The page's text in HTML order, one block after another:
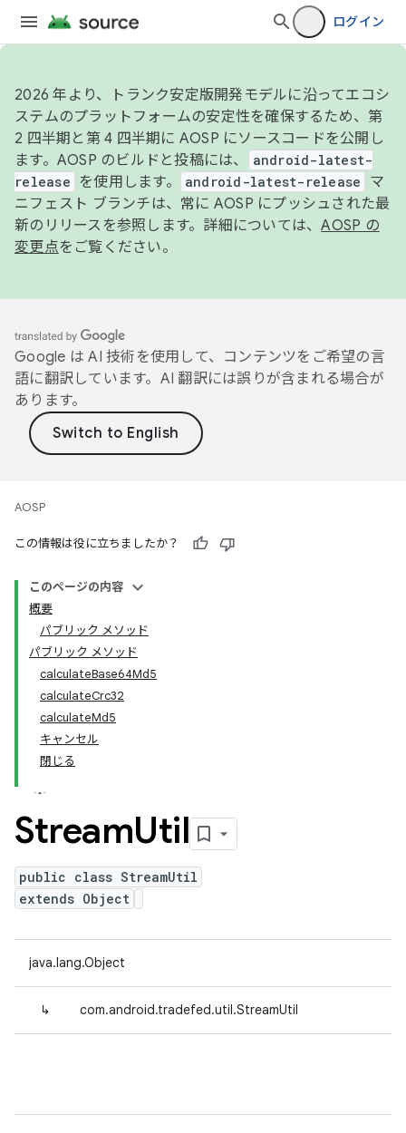
ログイン
2026 年より、トランク安定版開発モデルに沿ってエコシ
ステムのプラットフォームの安定性を確保するため、第
2 四半期と第 4 四半期に AOSP にソースコードを公開し
ます。AOSP のビルドと投稿には、
android-latest-
release
を使用します。 android-latest-release
マ
ニフェスト ブランチは、常に AOSP にプッシュされた最
新のリリースを参照します。詳細については、AOSP の
変更点をご覧ください。
Google は AI 技術を使用して、コンテンツをご希望の言
語に翻訳しています。AI 翻訳には誤りが含まれる場合が
あります。
AOSP
この情報は役に立ちましたか？
このページの内容
概要
パブリック メソッド
パブリック メソッド
calculateBase64Md5
calculateCrc32
calculateMd5
キャンセル
閉じる
StreamUtil
public class StreamUtil
extends Object
java.lang.Object
↳ com.android.tradefed.util.StreamUtil